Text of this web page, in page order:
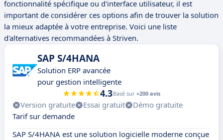
fonctionnalité spécifique ou d'interface utilisateur, il est
important de considérer ces options afin de trouver la solution
la mieux adaptée à votre entreprise. Voici une liste
d'alternatives recommandées à Striven.
SAP S/4HANA
Solution ERP avancée
pour gestion intelligente
4.3Basé sur +200 avis
Version gratuite Essai gratuit
Démo gratuite
Tarif sur demande
SAP S/4HANA est une solution logicielle moderne conçue